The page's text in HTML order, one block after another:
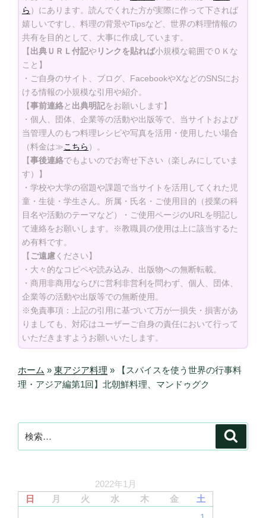
ら ）にあります。読んでくれた方が実際に作って下されば
嬉しいですし、料理の背景やTipsなど、世界の料理情報の
共有を目的として、大事に作成しています。
【出典ＵＲＬ付記やリンクを貼れば小規模な範囲でＯＫな
こと】
・ご自身のサイト、ブログ、FacebookやXなどのSNSにお
ける情報の小規模な引用や紹介。
【事前連絡と 出典明記をお願いします】
・個人、団体、企業等の活動や出版等で、当サイトおよび
当管理人のもつ料理レシピや写真を活用・使用したい場合
（料金は≫こちら ）。
【事後連絡でもよいのでお寄せ下さい（楽しみにしていま
す）】
・学校や大学の宿題や課題で当サイトを活用してくれた児
童・生徒・学生さん。所属・氏名・ご使用目的（授業の科
目名や活動のテーマなど）・ご使用ページのURLを明記し
て連絡をお願いします。※教職員の使用は上に該当するた
め有料です。
【 ご遠慮ください】
・大々的なコピペや読み込み、出版物への無断転載。
・商用非商用ならびに営利非営利を問わず、個人、団体、
企業等の活動や出版等での無断使用。
※免責事項：上記の引用に基づいて万が一損失・損害があ
りましても、対応はユーザーご自身の責任において行って
いただきますようお願いいたします。
ホーム » 東アジア料理 » 【スパイスを使う世界の行事料
理・アジア編第1回】北朝鮮料理、マンドゥグク
索:
2022年1月
日
月 火 水 木 金
土